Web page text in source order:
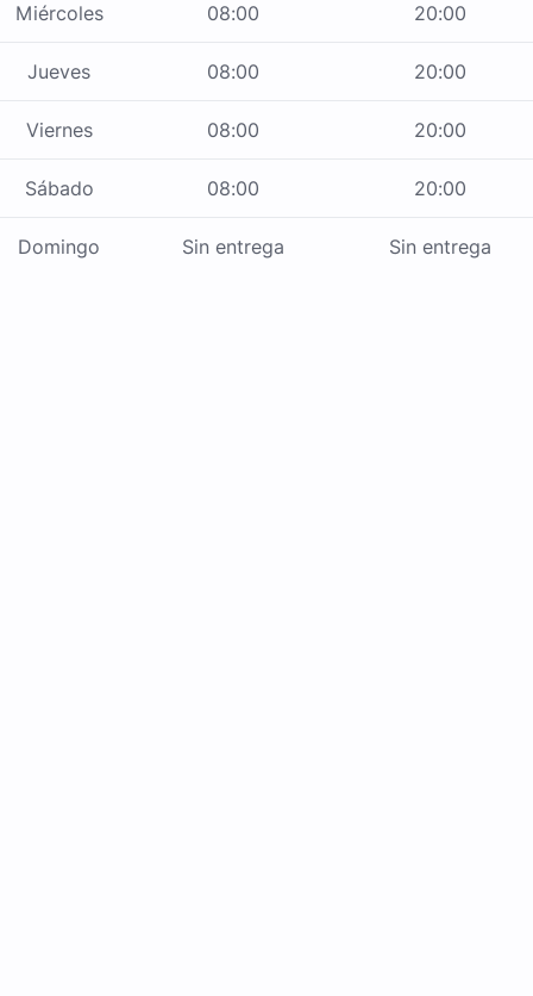
Miércoles 08:00 20:00
Jueves 08:00 20:00
Viernes 08:00 20:00
Sábado 08:00 20:00
Domingo Sin entrega Sin entrega